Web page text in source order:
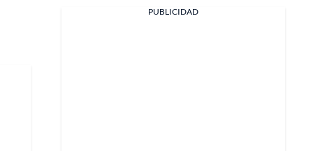
PUBLICIDAD